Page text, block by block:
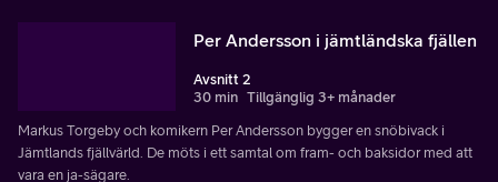
Per Andersson i jämtländska fjällen
Avsnitt 2
30 min Tillgänglig 3+ månader
Markus Torgeby och komikern Per Andersson bygger en snöbivack i
Jämtlands fjällvärld. De möts i ett samtal om fram- och baksidor med att
vara en ja-sägare.